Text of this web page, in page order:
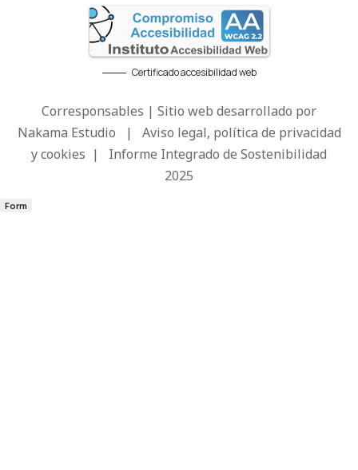
Certificado accesibilidad web
Corresponsables | Sitio web desarrollado por
Nakama Estudio | Aviso legal, política de privacidad
y cookies | Informe Integrado de Sostenibilidad
2025
Form